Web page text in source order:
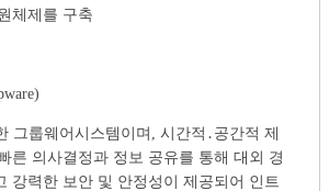
체제를 구축
그룹웨어시스템이며, 시간적․공간적 제
른 의사결정과 정보 공유를 통해 대외 경
강력한 보안 및 안정성이 제공되어 인트